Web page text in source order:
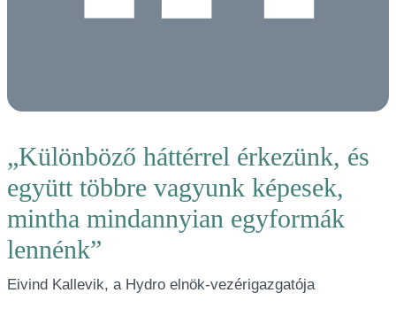
„Különböző háttérrel érkezünk, és
együtt többre vagyunk képesek,
mintha mindannyian egyformák
lennénk”
Eivind Kallevik, a Hydro elnök-vezérigazgatója